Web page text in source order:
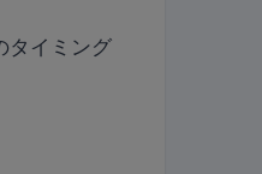
タイミング